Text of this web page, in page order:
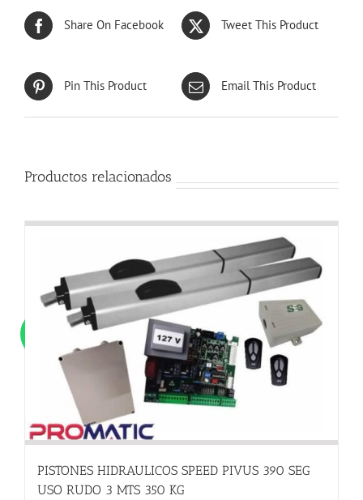
Share On Facebook Tweet This Product
Pin This Product Email This Product
Productos relacionados
PISTONES HIDRAULICOS SPEED PIVUS 390 SEG
USO RUDO 3 MTS 350 KG